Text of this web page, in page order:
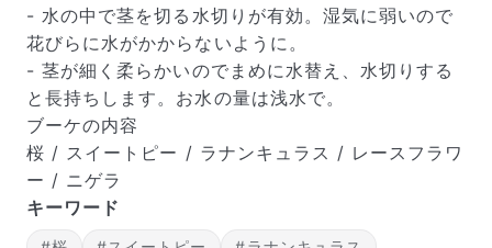
- 水の中で茎を切る水切りが有効。湿気に弱いので
花びらに水がかからないように。
- 茎が細く柔らかいのでまめに水替え、水切りする
と長持ちします。お水の量は浅水で。
ブーケの内容
桜 / スイートピー / ラナンキュラス / レースフラワ
ー / ニゲラ
キーワード